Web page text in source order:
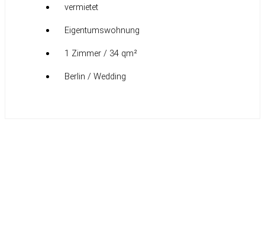
vermietet
Eigentumswohnung
1 Zimmer / 34 qm²
Berlin / Wedding